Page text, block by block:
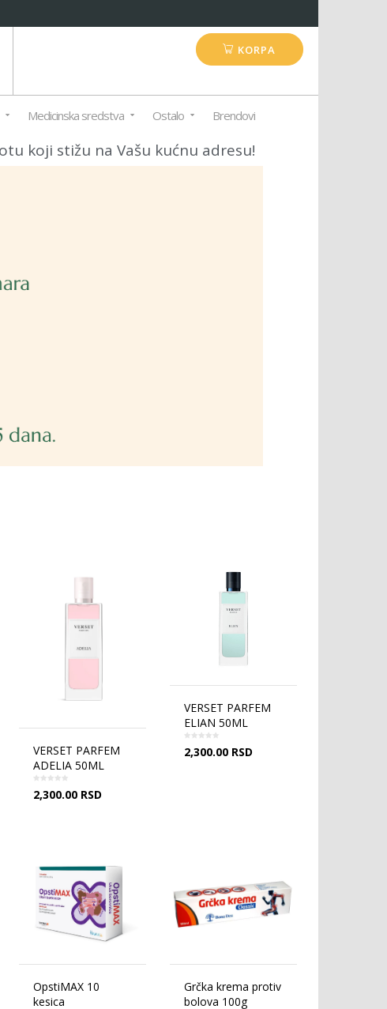
KORPA
Medicinska sredstva Ostalo Brendovi
koji stižu na Vašu kućnu adresu!
VERSET PARFEM
ADELIA 50ML
2,300.00 RSD
VERSET PARFEM
ELIAN 50ML
2,300.00 RSD
OpstiMAX 10
kesica
Grčka krema protiv
bolova 100g